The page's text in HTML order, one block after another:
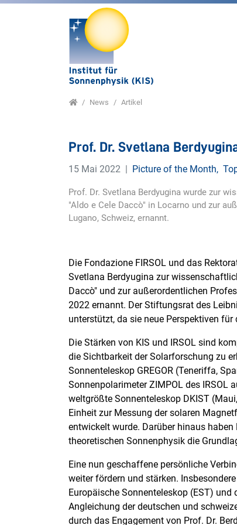
Direkt zur Hauptnavigation springen
Direkt zum Inhalt springen
HomeNews Artikel
Prof. Dr. Svetlana
15 Mai 2022 Picture of the Month,
Prof. Dr. Svetlana Berdyugina wurde zur
"Aldo e Cele Daccò" in Locarno und zur
Lugano, Schweiz, ernannt.
Die Fondazione FIRSOL und das
Svetlana Berdyugina zur
Daccò" und zur außerordentlichen
2022 ernannt. Der Stiftungsrat des
unterstützt, da sie neue Perspektiven
Die Stärken von KIS und IRSOL sind
die Sichtbarkeit der Solarforschung zu
Sonnenteleskop GREGOR (Teneriffa,
Sonnenpolarimeter ZIMPOL des IRSOL
weltgrößte Sonnenteleskop DKIST
Einheit zur Messung der solaren
entwickelt wurde. Darüber hinaus
theoretischen Sonnenphysik die
Eine nun geschaffene persönliche
weiter fördern und stärken.
Europäische Sonnenteleskop (EST)
Angleichung der deutschen und
durch das Engagement von Prof. Dr.